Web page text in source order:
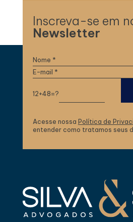
Inscreva-se em
Newsletter
12+48=?
Acesse nossa Política de
entender como tratamos seus